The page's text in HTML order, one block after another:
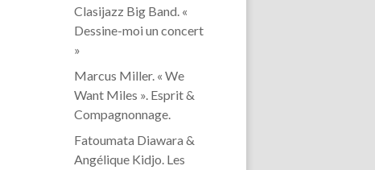
Clasijazz Big Band. «
Dessine-moi un concert
»
Marcus Miller. « We
Want Miles ». Esprit &
Compagnonnage.
Fatoumata Diawara &
Angélique Kidjo. Les